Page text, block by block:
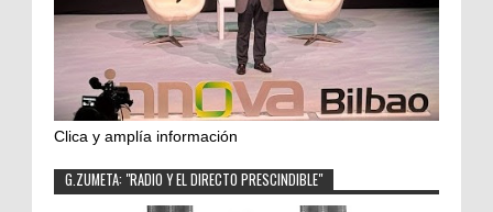
Clica y amplía información
G.ZUMETA: "RADIO Y EL DIRECTO PRESCINDIBLE"